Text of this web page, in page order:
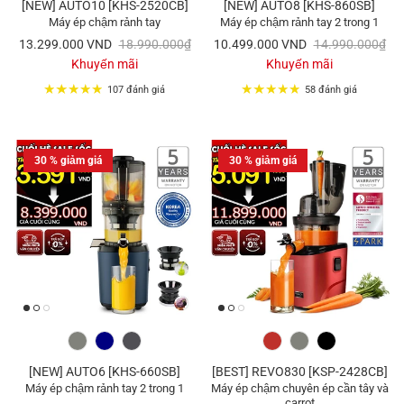
[NEW] AUTO10 [KHS-2520CB]
Máy ép chậm rảnh tay
13.299.000 VND 18.990.000₫
Khuyến mãi
107 đánh giá
[NEW] AUTO8 [KHS-860SB]
Máy ép chậm rảnh tay 2 trong 1
10.499.000 VND 14.990.000₫
Khuyến mãi
58 đánh giá
30 % giảm giá
[NEW] AUTO6 [KHS-660SB]
Máy ép chậm rảnh tay 2 trong 1
30 % giảm giá
[BEST] REVO830 [KSP-2428CB]
Máy ép chậm chuyên ép cần tây và